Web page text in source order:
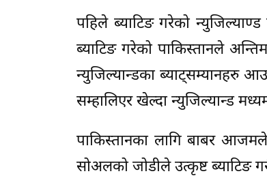
पहिले ब्याटिङ गरेको
ब्याटिङ गरेको पाकिस्तानले
न्युजिल्यान्डका ब्याट्सम्यानहरु
सम्हालिएर खेल्दा न्युजिल्यान्ड
पाकिस्तानका लागि बाबर
सोअलको जोडीले उत्कृष्ट ब्याटिङ